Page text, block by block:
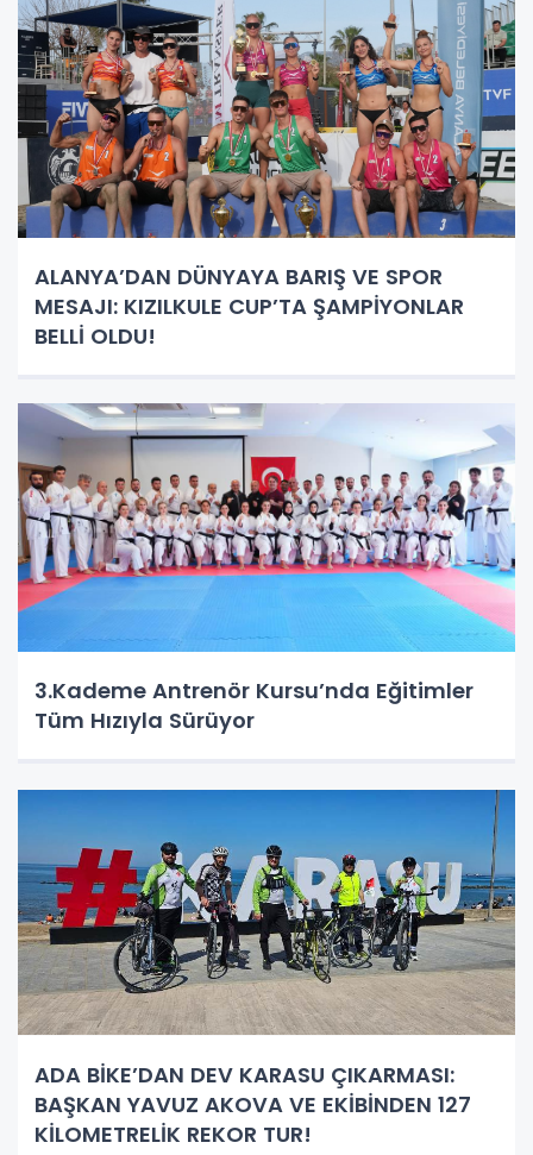
ALANYA’DAN DÜNYAYA BARIŞ VE SPOR
MESAJI: KIZILKULE CUP’TA ŞAMPİYONLAR
BELLİ OLDU!
3.Kademe Antrenör Kursu’nda Eğitimler
Tüm Hızıyla Sürüyor
ADA BİKE’DAN DEV KARASU ÇIKARMASI:
BAŞKAN YAVUZ AKOVA VE EKİBİNDEN 127
KİLOMETRELİK REKOR TUR!